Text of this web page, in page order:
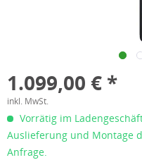
1.099,00 € *
inkl. MwSt.
Vorrätig im
Auslieferung und Montage
Anfrage.